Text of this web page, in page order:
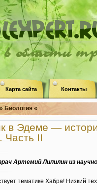
области
Карта сайта Контакты
Биология «
в Эдеме —
Часть II
Артемий Липилин из
тематике Хабра! Низкий